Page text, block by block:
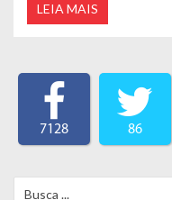
LEIA MAIS
7128 86